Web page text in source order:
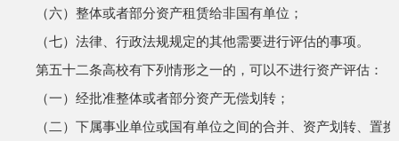
（六）整体或者部分资产租赁给非国有单位；
（七）法律、行政法规规定的其他需要进行评估的事项。
第五十二条高校有下列情形之一的，可以不进行资产评估：
（一）经批准整体或者部分资产无偿划转；
（二）下属事业单位或国有单位之间的合并、资产划转、置